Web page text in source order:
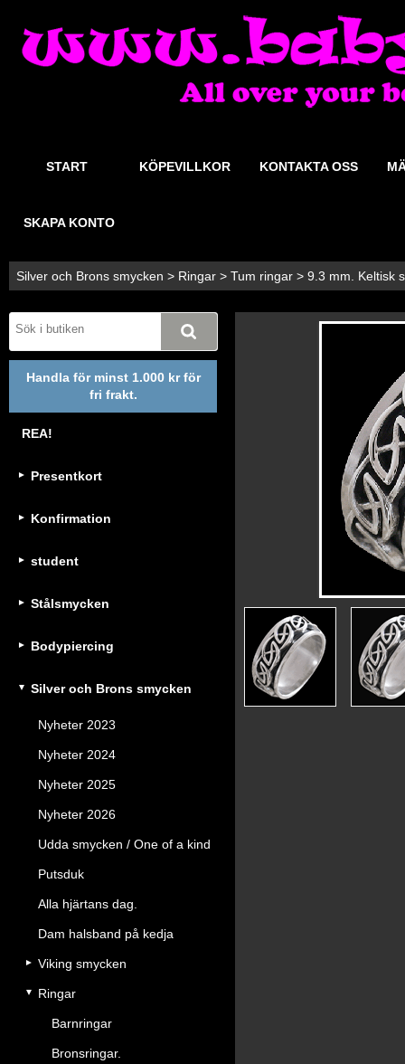
START KÖPEVILLKOR KONTAKTA OSS
SKAPA KONTO
Silver och Brons smycken > Ringar > Tum ringar > 9.3 mm. Keltisk
Handla för minst 1.000 kr för
fri frakt.
REA!
Presentkort
Konfirmation
student
Stålsmycken
Bodypiercing
Silver och Brons smycken
Nyheter 2023
Nyheter 2024
Nyheter 2025
Nyheter 2026
Udda smycken / One of a kind
Putsduk
Alla hjärtans dag.
Dam halsband på kedja
Viking smycken
Ringar
Barnringar
Bronsringar.